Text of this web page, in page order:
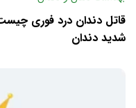
شدید دندان